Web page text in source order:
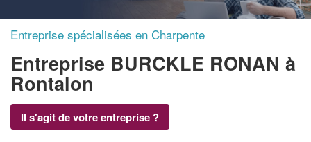
Entreprise spécialisées en Charpente
Entreprise BURCKLE RONAN à
Rontalon
Il s'agit de votre entreprise ?